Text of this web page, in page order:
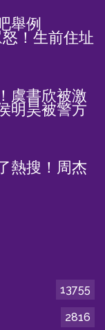
舉例
！生前住址
虞書欣被激
明昊被警方
熱搜！周杰
13755
2816